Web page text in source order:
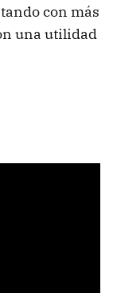
con más
una utilidad